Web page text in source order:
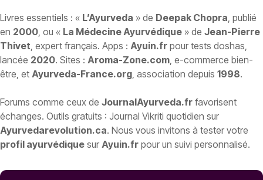
Livres essentiels : « L’Ayurveda » de Deepak Chopra, publié
en 2000, ou « La Médecine Ayurvédique » de Jean-Pierre
Thivet, expert français. Apps : Ayuin.fr pour tests doshas,
lancée 2020. Sites : Aroma-Zone.com, e-commerce bien-
être, et Ayurveda-France.org, association depuis 1998.
Forums comme ceux de JournalAyurveda.fr favorisent
échanges. Outils gratuits : Journal Vikriti quotidien sur
Ayurvedarevolution.ca. Nous vous invitons à tester votre
profil ayurvédique sur Ayuin.fr pour un suivi personnalisé.